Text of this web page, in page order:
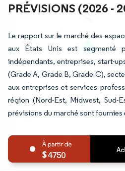
PRÉVISIONS (2026 -
Le rapport sur le marché des
aux États Unis est segmenté
indépendants, entreprises, start-
(Grade A, Grade B, Grade C),
aux entreprises et services
région (Nord-Est, Midwest, Sud-
prévisions du marché sont fournies
4750